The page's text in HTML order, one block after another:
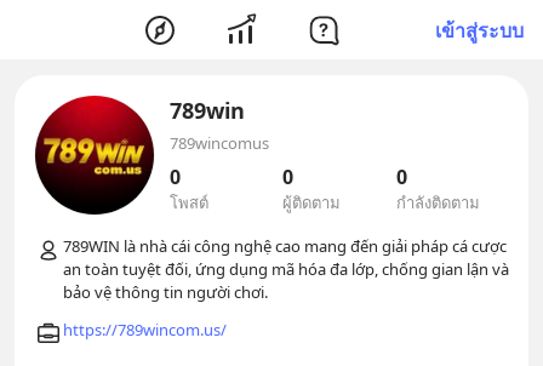
เข้าสู่ระบบ
789win
789wincomus
0
โพสต์
0
ผู้ติดตาม
0
กำลังติดตาม
789WIN là nhà cái công nghệ cao mang đến giải pháp cá cược
an toàn tuyệt đối, ứng dụng mã hóa đa lớp, chống gian lận và
https://789wincom.us/